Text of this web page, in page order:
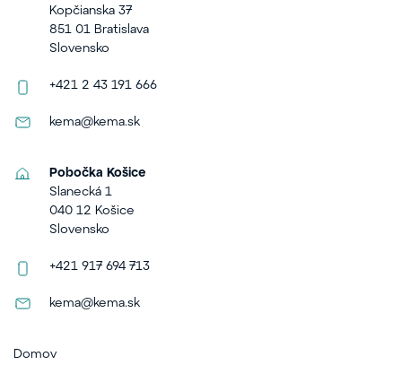
Kopčianska 37
851 01 Bratislava
Slovensko
+421 2 43 191 666
kema@kema.sk
Pobočka Košice
Slanecká 1
040 12 Košice
Slovensko
+421 917 694 713
kema@kema.sk
Domov